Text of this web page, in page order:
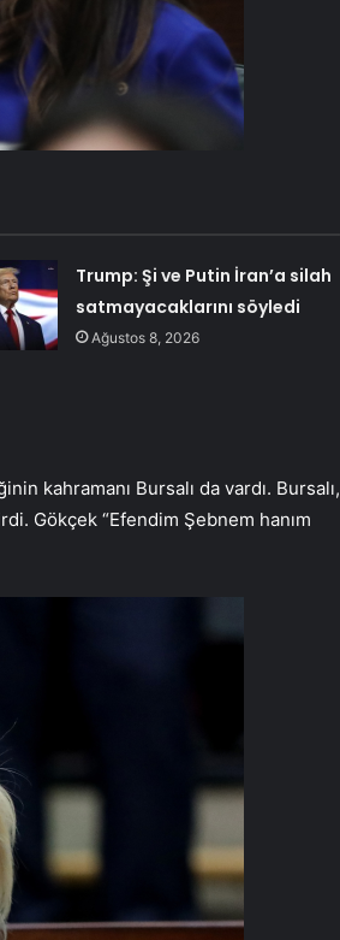
Trump: Şi ve Putin İran’a silah
satmayacaklarını söyledi
Ağustos 8, 2026
kahramanı Bursalı da vardı. Bursalı,
Gökçek “Efendim Şebnem hanım